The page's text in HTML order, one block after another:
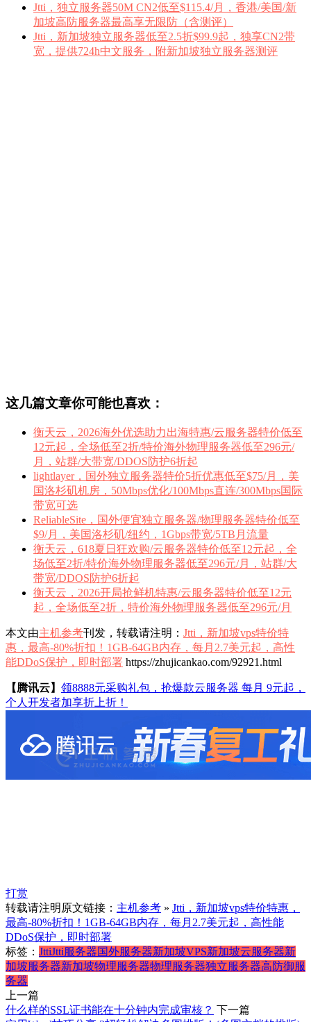
Jtti，独立服务器50M CN2低至$115.4/月，香港/美国/新
加坡高防服务器最高享无限防（含测评）
Jtti，新加坡独立服务器低至2.5折$99.9起，独享CN2带
宽，提供724h中文服务，附新加坡独立服务器测评
这几篇文章你可能也喜欢：
衡天云，2026海外优选助力出海特惠/云服务器特价低至
12元起，全场低至2折/特价海外物理服务器低至296元/
月，站群/大带宽/DDOS防护6折起
lightlayer，国外独立服务器特价5折优惠低至$75/月，美
国洛杉矶机房，50Mbps优化/100Mbps直连/300Mbps国际
带宽可选
ReliableSite，国外便宜独立服务器/物理服务器特价低至
$9/月，美国洛杉矶/纽约，1Gbps带宽/5TB月流量
衡天云，618夏日狂欢购/云服务器特价低至12元起，全
场低至2折/特价海外物理服务器低至296元/月，站群/大
带宽/DDOS防护6折起
衡天云，2026开局抢鲜机特惠/云服务器特价低至12元
起，全场低至2折，特价海外物理服务器低至296元/月
本文由主机参考刊发，转载请注明： Jtti，新加坡vps特价特
惠，最高-80%折扣！1GB-64GB内存，每月2.7美元起，高性
能DDoS保护，即时部署 https://zhujicankao.com/92921.html
【腾讯云】 领8888元采购礼包，抢爆款云服务器 每月 9元起，
个人开发者加享折上折！
打赏
转载请注明原文链接： 主机参考 » Jtti，新加坡vps特价特惠，
最高-80%折扣！1GB-64GB内存，每月2.7美元起，高性能
DDoS保护，即时部署
标签： JttiJtti服务器国外服务器新加坡VPS新加坡云服务器新
加坡服务器新加坡物理服务器物理服务器独立服务器高防御服
务器
上一篇
什么样的SSL证书能在十分钟内完成审核？ 下一篇